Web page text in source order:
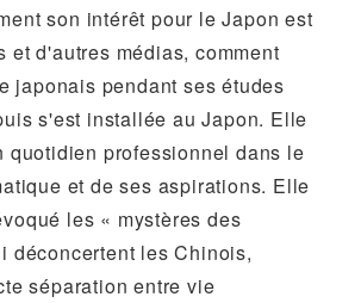
son intérêt pour le Japon est
et d'autres médias, comment
japonais pendant ses études
s'est installée au Japon. Elle
quotidien professionnel dans le
et de ses aspirations. Elle
les « mystères des
déconcertent les Chinois,
séparation entre vie